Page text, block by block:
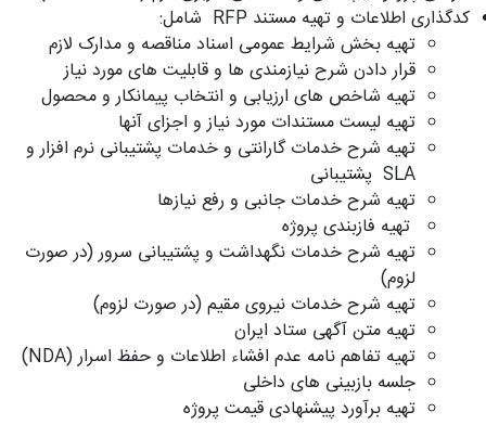
کدگذاری اطلاعات و تهیه مستند RFP شامل:
تهیه بخش شرایط عمومی اسناد مناقصه و مدارک لازم
قرار دادن شرح نیازمندی ها و قابلیت های مورد نیاز
تهیه شاخص های ارزیابی و انتخاب پیمانکار و محصول
تهیه لیست مستندات مورد نیاز و اجزای آنها
تهیه شرح خدمات گارانتی و خدمات پشتیبانی نرم افزار و
SLA پشتیبانی
تهیه شرح خدمات جانبی و رفع نیازها
تهیه فازبندی پروژه
تهیه شرح خدمات نگهداشت و پشتیبانی سرور (در صورت
لزوم)
تهیه شرح خدمات نیروی مقیم (در صورت لزوم)
تهیه متن آگهی ستاد ایران
تهیه تفاهم نامه عدم افشاء اطلاعات و حفظ اسرار (NDA)
جلسه بازبینی های داخلی
تهیه برآورد پیشنهادی قیمت پروژه